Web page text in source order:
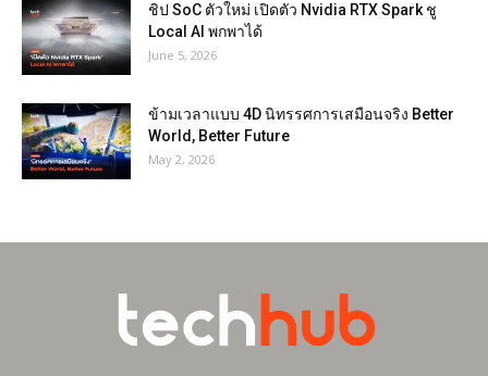
ชิป SoC ตัวใหม่ เปิดตัว Nvidia RTX Spark ชู
Local AI พกพาได้
June 5, 2026
ข้ามเวลาแบบ 4D นิทรรศการเสมือนจริง Better
World, Better Future
May 2, 2026